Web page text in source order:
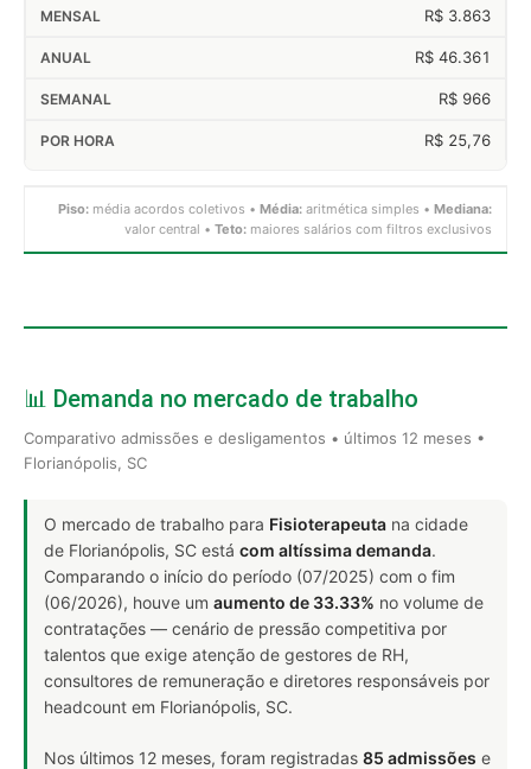
R$ 3.863
R$ 46.361
R$ 966
R$ 25,76
Piso: média acordos coletivos • Média: aritmética simples • Mediana:
valor central • Teto: maiores salários com filtros exclusivos
📊 Demanda no mercado de trabalho
Comparativo admissões e desligamentos • últimos 12 meses •
Florianópolis, SC
O mercado de trabalho para Fisioterapeuta na cidade
de Florianópolis, SC está com altíssima demanda.
Comparando o início do período (07/2025) com o fim
(06/2026), houve um aumento de 33.33% no volume de
contratações — cenário de pressão competitiva por
talentos que exige atenção de gestores de RH,
consultores de remuneração e diretores responsáveis por
headcount em Florianópolis, SC.
Nos últimos 12 meses, foram registradas 85 admissões e